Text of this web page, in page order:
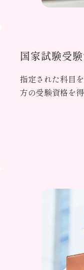
国家試験受
指定された科目
方の受験資格を